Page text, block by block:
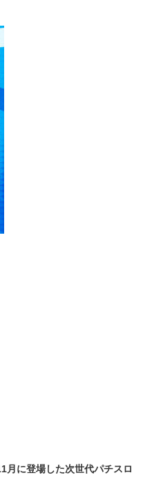
月に登場した次世代パチスロ